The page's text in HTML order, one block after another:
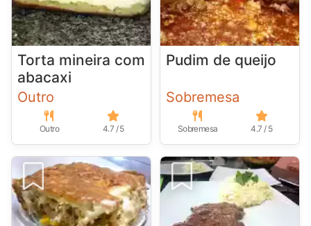
Torta mineira com
abacaxi
Outro
Outro 4.7 / 5
Pudim de queijo
Sobremesa
Sobremesa 4.7 / 5